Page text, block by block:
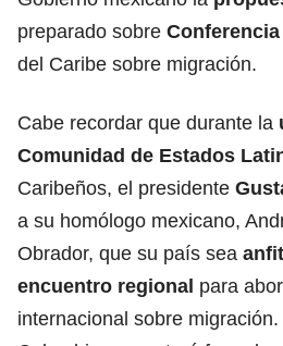
preparado sobre
del Caribe sobre migración.
Cabe recordar que durante la
Comunidad de Estados
Caribeños, el presidente
a su homólogo mexicano,
Obrador, que su país sea
encuentro regional para
internacional sobre